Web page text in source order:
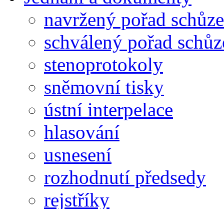
navržený pořad schůze
schválený pořad
stenoprotokoly
sněmovní tisky
ústní interpelace
hlasování
usnesení
rozhodnutí předsedy
rejstříky